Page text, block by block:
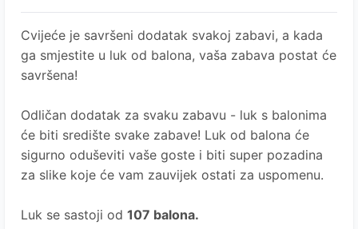
Cvijeće je savršeni dodatak svakoj zabavi, a kada
ga smjestite u luk od balona, vaša zabava postat će
savršena!
Odličan dodatak za svaku zabavu - luk s balonima
će biti središte svake zabave! Luk od balona će
sigurno oduševiti vaše goste i biti super pozadina
za slike koje će vam zauvijek ostati za uspomenu.
Luk se sastoji od 107 balona.